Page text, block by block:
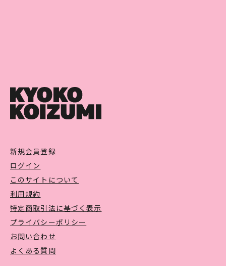
新規会員登録
ログイン
このサイトについて
利用規約
特定商取引法に基づく表示
プライバシーポリシー
お問い合わせ
よくある質問